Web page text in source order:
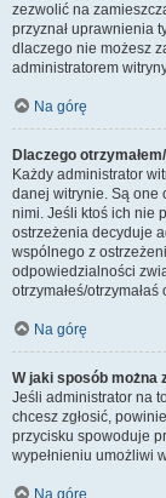
zezwolić na
przyznał uprawnienia
dlaczego nie możesz
administratorem
Na górę
Dlaczego
Każdy administrator
danej witrynie. Są one
nimi. Jeśli ktoś ich nie
ostrzeżenia decyduje
wspólnego z
odpowiedzialności
otrzymałeś/
Na górę
W jaki sposób można
Jeśli administrator na
chcesz zgłosić,
przycisku spowoduje
wypełnieniu umożliwi
Na górę